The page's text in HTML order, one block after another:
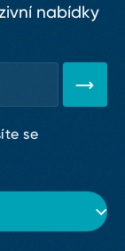
nabídky
se